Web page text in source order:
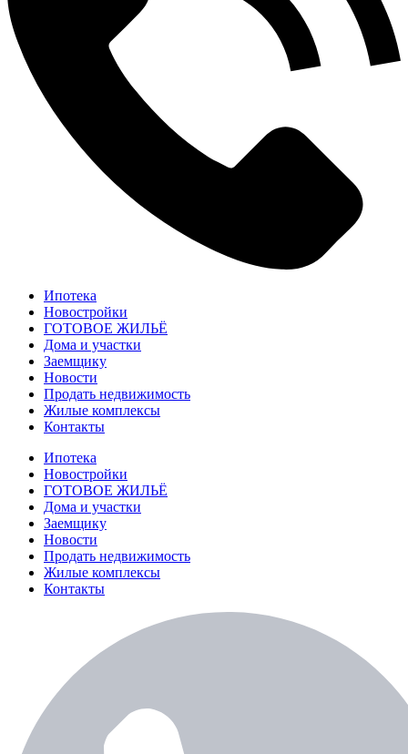
Ипотека
Новостройки
ГОТОВОЕ ЖИЛЬЁ
Дома и участки
Заемщику
Новости
Продать недвижимость
Жилые комплексы
Контакты
Ипотека
Новостройки
ГОТОВОЕ ЖИЛЬЁ
Дома и участки
Заемщику
Новости
Продать недвижимость
Жилые комплексы
Контакты